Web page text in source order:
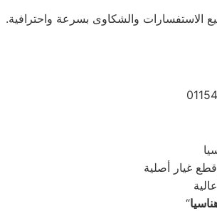
ومدرب للتعامل مع جميع الاستفسارات والشكاوى بسرعة واحترافية.